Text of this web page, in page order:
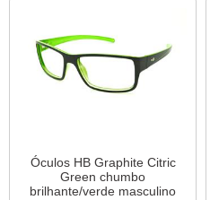
Óculos HB Graphite Citric
Green chumbo
brilhante/verde masculino